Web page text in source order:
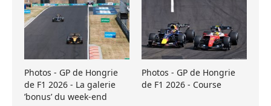
Photos - GP de Hongrie
de F1 2026 - La galerie
’bonus’ du week-end
Photos - GP de Hongrie
de F1 2026 - Course